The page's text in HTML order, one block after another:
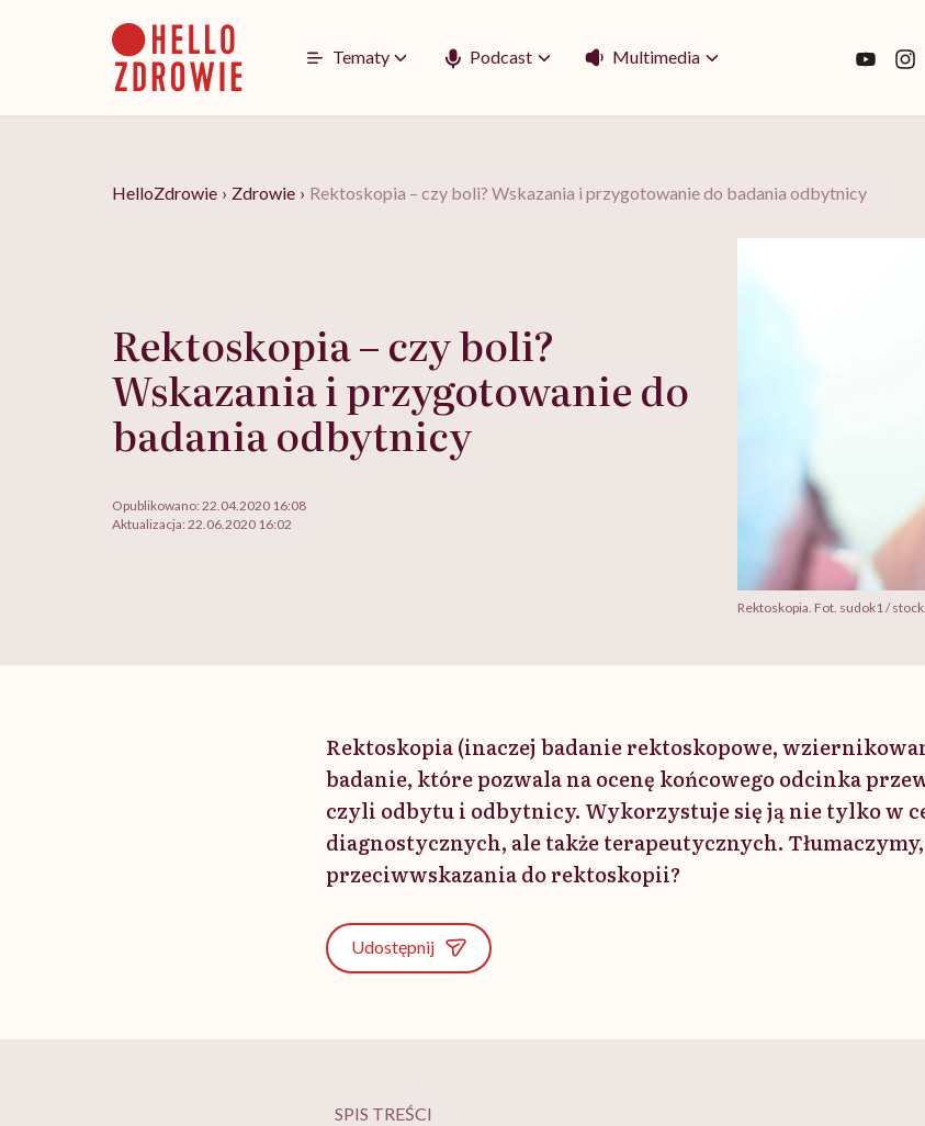
Tematy Podcast Multimedia
HelloZdrowie › Zdrowie › Rektoskopia – czy boli? Wskazania i przygotowanie do badania odbytnicy
Rektoskopia – czy boli?
Wskazania i przygotowanie do
badania odbytnicy
Opublikowano: 22.04.2020 16:08
Aktualizacja: 22.06.2020 16:02
Rektoskopia. Fot. sudok1 /
Rektoskopia (inaczej badanie rektoskopowe,
badanie, które pozwala na ocenę końcowego odcinka
czyli odbytu i odbytnicy. Wykorzystuje się ją nie tylko w
diagnostycznych, ale także terapeutycznych.
przeciwwskazania do rektoskopii?
Udostępnij
SPIS TREŚCI